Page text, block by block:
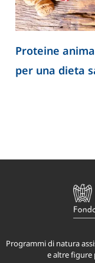
Proteine
per una dieta
Programmi di natura
e altre figure